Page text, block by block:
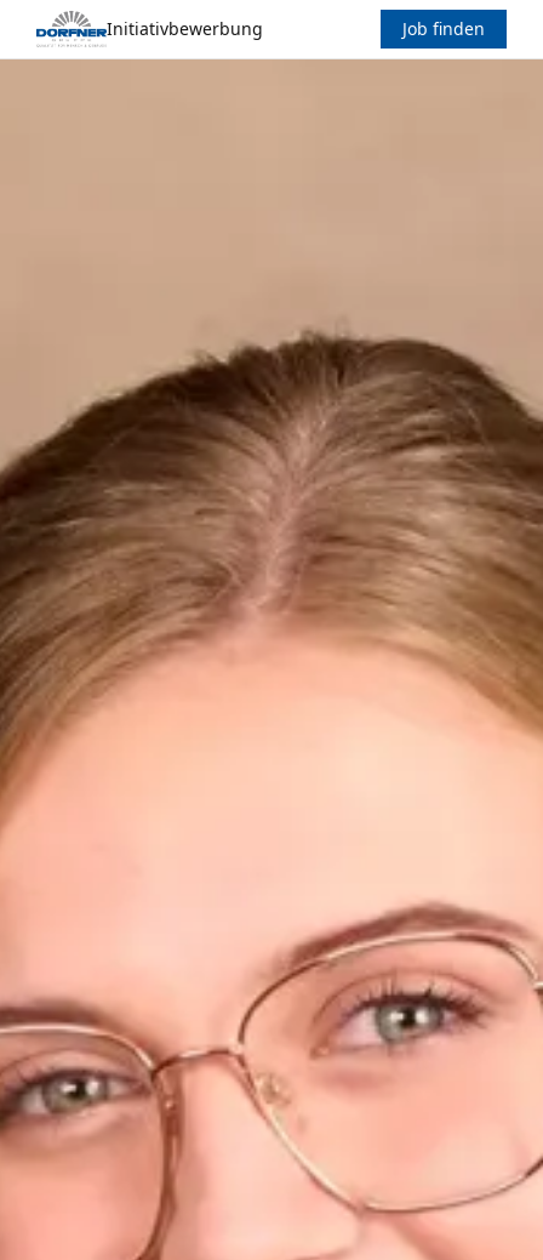
Initiativbewerbung Job finden